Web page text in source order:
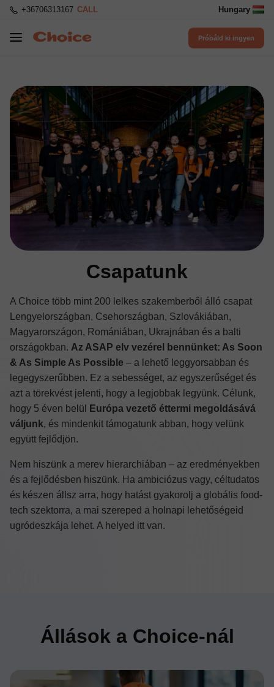
+36706313167 CALL Hungary
Próbáld ki ingyen
Csapatunk
A Choice több mint 200 lelkes szakemberből álló csapat
Lengyelországban, Csehországban, Szlovákiában,
Magyarországon, Romániában, Ukrajnában és a balti
országokban. Az ASAP elv vezérel bennünket: As Soon
& As Simple As Possible – a lehető leggyorsabban és
legegyszerűbben. Ez a sebességet, az egyszerűséget és
azt a törekvést jelenti, hogy a legjobbak legyünk. Célunk,
hogy 5 éven belül
Európa vezető éttermi megoldásává
váljunk, és mindenkit támogatunk abban, hogy velünk
együtt fejlődjön.
Nem hiszünk a merev hierarchiában – az eredményekben
és a fejlődésben hiszünk. Ha ambiciózus vagy, céltudatos
és készen állsz arra, hogy hatást gyakorolj a globális food-
tech szektorra, a mai szereped a holnapi lehetőségeid
ugródeszkája lehet. A helyed itt van.
Állások a Choice-nál